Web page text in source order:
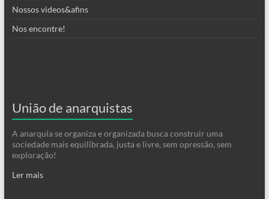
Nossos videos&afins
Nos encontre!
União de anarquistas
A anarquia se organiza e organizada busca construir uma
sociedade mais equilibrada, justa e livre, sem opressão, sem
exploração!
Ler mais